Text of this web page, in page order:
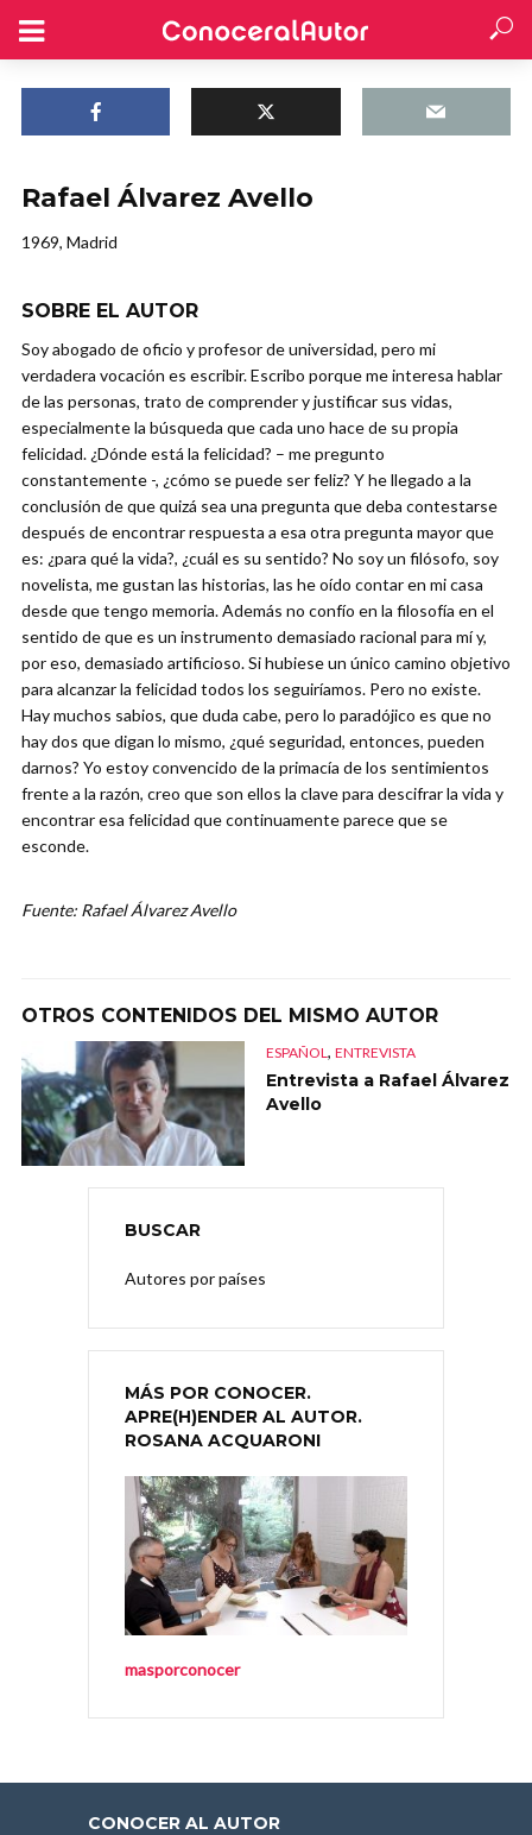
Rafael Álvarez Avello
1969, Madrid
SOBRE EL AUTOR
Soy abogado de oficio y profesor de universidad, pero mi
verdadera vocación es escribir. Escribo porque me interesa hablar
de las personas, trato de comprender y justificar sus vidas,
especialmente la búsqueda que cada uno hace de su propia
felicidad. ¿Dónde está la felicidad? – me pregunto
constantemente -, ¿cómo se puede ser feliz? Y he llegado a la
conclusión de que quizá sea una pregunta que deba contestarse
después de encontrar respuesta a esa otra pregunta mayor que
es: ¿para qué la vida?, ¿cuál es su sentido? No soy un filósofo, soy
novelista, me gustan las historias, las he oído contar en mi casa
desde que tengo memoria. Además no confío en la filosofía en el
sentido de que es un instrumento demasiado racional para mí y,
por eso, demasiado artificioso. Si hubiese un único camino objetivo
para alcanzar la felicidad todos los seguiríamos. Pero no existe.
Hay muchos sabios, que duda cabe, pero lo paradójico es que no
hay dos que digan lo mismo, ¿qué seguridad, entonces, pueden
darnos? Yo estoy convencido de la primacía de los sentimientos
frente a la razón, creo que son ellos la clave para descifrar la vida y
encontrar esa felicidad que continuamente parece que se
esconde.
Fuente: Rafael Álvarez Avello
OTROS CONTENIDOS DEL MISMO AUTOR
ESPAÑOL, ENTREVISTA
Entrevista a Rafael Álvarez
Avello
BUSCAR
Autores por países
MÁS POR CONOCER.
APRE(H)ENDER AL AUTOR.
ROSANA ACQUARONI
masporconocer
CONOCER AL AUTOR